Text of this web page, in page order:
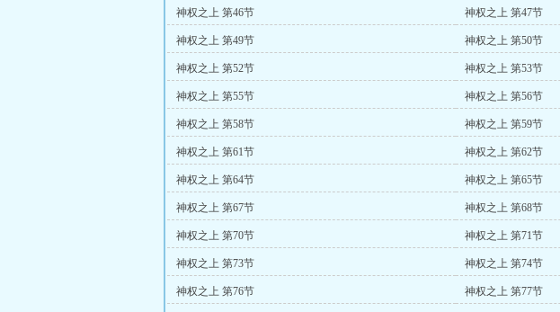
神权之上 第46节 神权之上 第47节
神权之上 第49节 神权之上 第50节
神权之上 第52节 神权之上 第53节
神权之上 第55节 神权之上 第56节
神权之上 第58节 神权之上 第59节
神权之上 第61节 神权之上 第62节
神权之上 第64节 神权之上 第65节
神权之上 第67节 神权之上 第68节
神权之上 第70节 神权之上 第71节
神权之上 第73节 神权之上 第74节
神权之上 第76节 神权之上 第77节